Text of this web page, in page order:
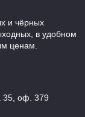
и чёрных
в удобном
ценам.
35, оф. 379